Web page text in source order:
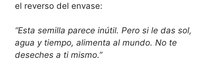
el reverso del envase:
“Esta semilla parece inútil. Pero si le das sol,
agua y tiempo, alimenta al mundo. No te
deseches a ti mismo.”